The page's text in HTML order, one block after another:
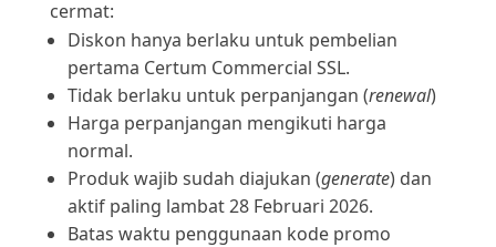
cermat:
Diskon hanya berlaku untuk pembelian
pertama Certum Commercial SSL.
Tidak berlaku untuk perpanjangan (renewal)
Harga perpanjangan mengikuti harga
normal.
Produk wajib sudah diajukan (generate) dan
aktif paling lambat 28 Februari 2026.
Batas waktu penggunaan kode promo